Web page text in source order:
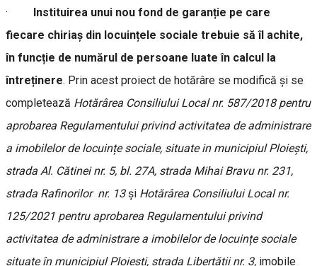
· Instituirea unui nou fond de garanție pe care
fiecare chiriaș din locuințele sociale trebuie să îl achite,
în funcție de numărul de persoane luate în calcul la
întreținere. Prin acest proiect de hotărâre se modifică și se
completează Hotărârea Consiliului Local nr. 587/2018 pentru
aprobarea Regulamentului privind activitatea de administrare
a imobilelor de locuințe sociale, situate in municipiul Ploiești,
strada Al. Cătinei nr. 5, bl. 27A, strada Mihai Bravu nr. 231,
strada Rafinorilor nr. 13și Hotărârea Consiliului Local nr.
125/2021 pentru aprobarea Regulamentului privind
activitatea de administrare a imobilelor de locuințe sociale
situate în municipiul Ploiești, strada Libertății nr. 3, imobile